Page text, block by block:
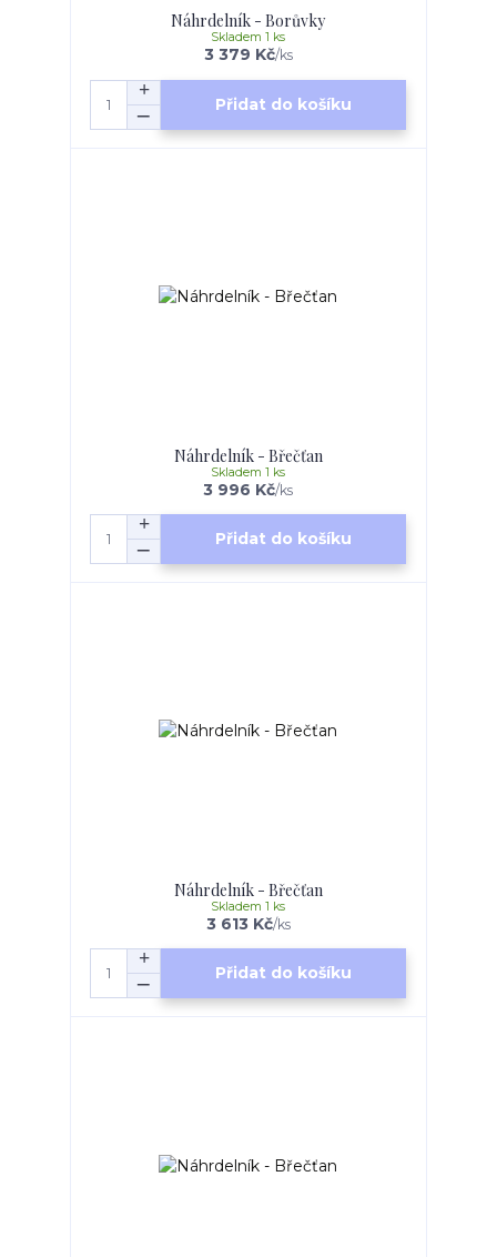
Náhrdelník - Borůvky
3 379 Kč/ks
Skladem 1 ks
Přidat do košíku
Náhrdelník - Břečťan
3 996 Kč/ks
Skladem 1 ks
Přidat do košíku
Náhrdelník - Břečťan
3 613 Kč/ks
Skladem 1 ks
Přidat do košíku